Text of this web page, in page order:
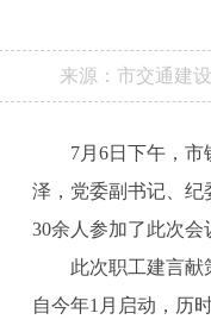
来源： 市交通建
7月6日下午，
泽，党委副书记、纪
30余人参加了此次
此次职工建言献
自今年1月启动，历